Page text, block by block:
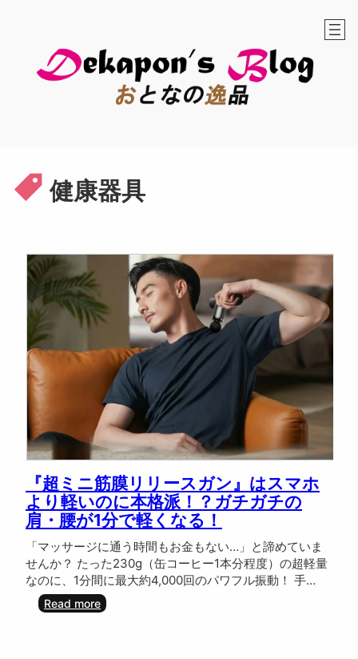
健康器具
『超ミニ筋膜リリースガン』はスマホ
より軽いのに本格派！？ガチガチの
肩・腰が1分で軽くなる！
「マッサージに通う時間もお金もない…」と諦めていま
せんか？ たった230g（缶コーヒー1本分程度）の超軽量
なのに、1分間に最大約4,000回のパワフル振動！ 手…
Read more: